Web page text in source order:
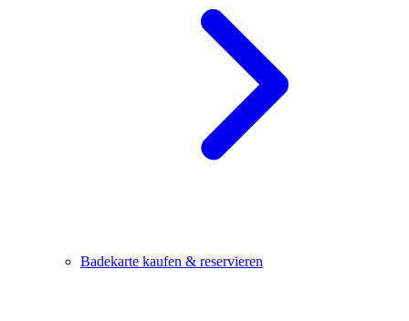
Badekarte kaufen & reservieren